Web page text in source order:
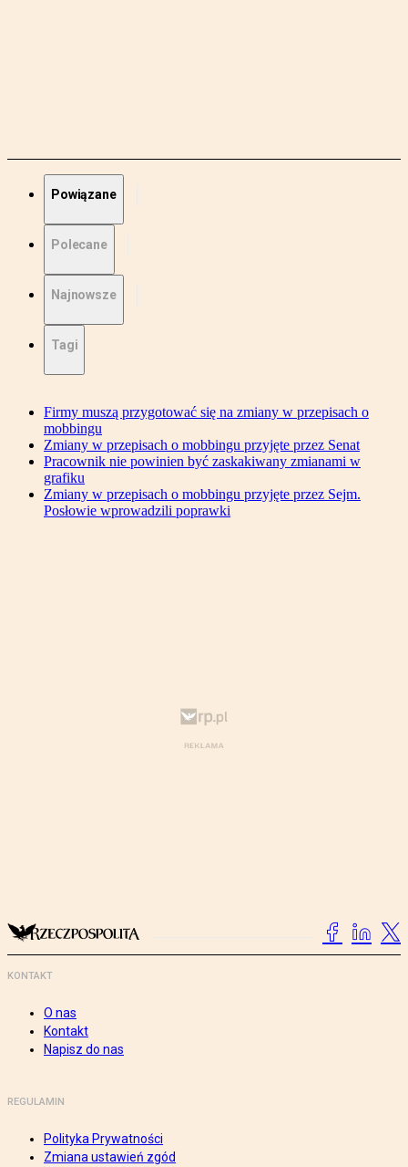
Powiązane
Polecane
Najnowsze
Tagi
Firmy muszą przygotować się na zmiany w przepisach o
mobbingu
Zmiany w przepisach o mobbingu przyjęte przez Senat
Pracownik nie powinien być zaskakiwany zmianami w
grafiku
Zmiany w przepisach o mobbingu przyjęte przez Sejm.
Posłowie wprowadzili poprawki
KONTAKT
O nas
Kontakt
Napisz do nas
REGULAMIN
Polityka Prywatności
Zmiana ustawień zgód